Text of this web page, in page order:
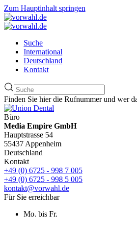
Zum Hauptinhalt springen
Suche
International
Deutschland
Kontakt
Finden Sie hier die Rufnummer und wer
Büro
Media Empire GmbH
Hauptstrasse 54
55437 Appenheim
Deutschland
Kontakt
+49 (0) 6725 - 998 7 005
+49 (0) 6725 - 998 5 005
kontakt@vorwahl.de
Für Sie erreichbar
Mo. bis Fr.